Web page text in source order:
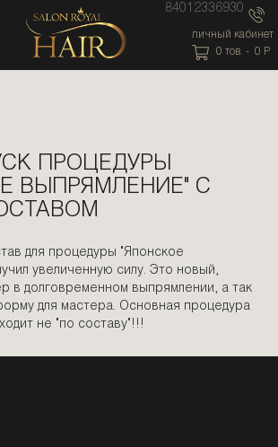
84012336930
личный кабинет
0 тов. - 0 P
ПРОЦЕДУРЫ
ВЫПРЯМЛЕНИЕ" С
для процедуры "Японское
увеличенную силу. Это новый,
в долговременном выпрямлении, а так
для мастера. Основная процедура
не "по составу"!!!